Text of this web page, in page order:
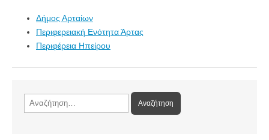
Δήμος Αρταίων
Περιφερειακή Ενότητα Άρτας
Περιφέρεια Ηπείρου
Αναζήτηση